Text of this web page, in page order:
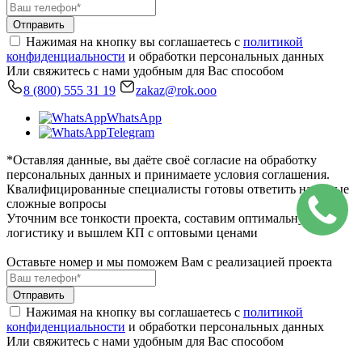
Отправить
Нажимая на кнопку вы соглашаетесь с политикой
конфиденциальности и обработки персональных данных
Или свяжитесь с нами удобным для Вас способом
8 (800) 555 31 19
zakaz@rok.ooo
WhatsApp
Telegram
*Оставляя данные, вы даёте своё согласие на обработку
персональных данных и принимаете условия соглашения.
Квалифицированные специалисты готовы ответить на самые
сложные вопросы
Уточним все тонкости проекта, составим оптимальную
логистику и вышлем КП с оптовыми ценами
Оставьте номер и мы поможем Вам с реализацией проекта
Отправить
Нажимая на кнопку вы соглашаетесь с политикой
конфиденциальности и обработки персональных данных
Или свяжитесь с нами удобным для Вас способом